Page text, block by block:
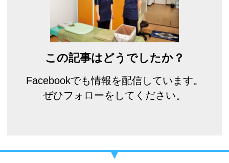
この記事はどうでしたか？
Facebookでも情報を配信しています。
ぜひフォローをしてください。